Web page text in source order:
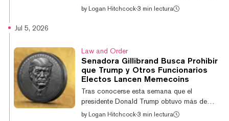
memecoin en Solana, fue víctima de un
señaló que está trabajando con exchanges
centralizados, puentes de red y la Fundación
Solana mientras gestiona la situación.
"Durante la investigación, BonkDAO
identificó las wallets de exchange utilizadas
para comprar BON...
by Logan Hitchcock·3 min lectura
Jul 5, 2026
Law and Order
Senadora Gillibrand Busca Prohibir
que Trump y Otros Funcionarios
Electos Lancen Memecoins
Tras conocerse esta semana que el
presidente Donald Trump obtuvo más de
$1.200 millones gracias a sus iniciativas
by Logan Hitchcock·3 min lectura